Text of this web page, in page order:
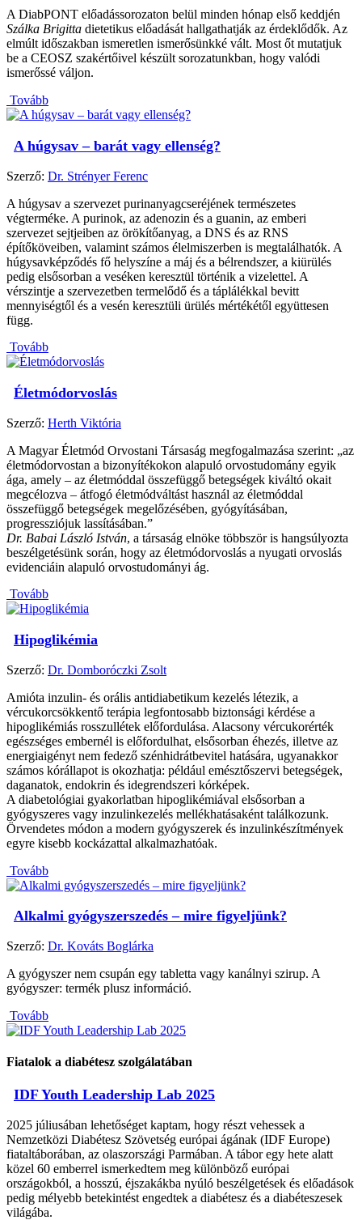
A DiabPONT előadássorozaton belül minden hónap első keddjén
Szálka Brigitta dietetikus előadását hallgathatják az érdeklődők. Az
elmúlt időszakban ismeretlen ismerősünkké vált. Most őt mutatjuk
be a CEOSZ szakértőivel készült sorozatunkban, hogy valódi
ismerőssé váljon.
Tovább
A húgysav – barát vagy ellenség?
Szerző: Dr. Strényer Ferenc
A húgysav a szervezet purinanyagcseréjének természetes
végterméke. A purinok, az adenozin és a guanin, az emberi
szervezet sejtjeiben az örökítőanyag, a DNS és az RNS
építőköveiben, valamint számos élelmiszerben is megtalálhatók. A
húgysavképződés fő helyszíne a máj és a bélrendszer, a kiürülés
pedig elsősorban a veséken keresztül történik a vizelettel. A
vérszintje a szervezetben termelődő és a táplálékkal bevitt
mennyiségtől és a vesén keresztüli ürülés mértékétől együttesen
függ.
Tovább
Életmódorvoslás
Szerző: Herth Viktória
A Magyar Életmód Orvostani Társaság megfogalmazása szerint: „az
életmódorvostan a bizonyítékokon alapuló orvostudomány egyik
ága, amely – az életmóddal összefüggő betegségek kiváltó okait
megcélozva – átfogó életmódváltást használ az életmóddal
összefüggő betegségek megelőzésében, gyógyításában,
progressziójuk lassításában.”
Dr. Babai László István, a társaság elnöke többször is hangsúlyozta
beszélgetésünk során, hogy az életmódorvoslás a nyugati orvoslás
evidenciáin alapuló orvostudományi ág.
Tovább
Hipoglikémia
Szerző: Dr. Domboróczki Zsolt
Amióta inzulin- és orális antidiabetikum kezelés létezik, a
vércukorcsökkentő terápia legfontosabb biztonsági kérdése a
hipoglikémiás rosszullétek előfordulása. Alacsony vércukorérték
egészséges embernél is előfordulhat, elsősorban éhezés, illetve az
energiaigényt nem fedező szénhidrátbevitel hatására, ugyanakkor
számos kórállapot is okozhatja: például emésztőszervi betegségek,
daganatok, endokrin és idegrendszeri kórképek.
A diabetológiai gyakorlatban hipoglikémiával elsősorban a
gyógyszeres vagy inzulinkezelés mellékhatásaként találkozunk.
Örvendetes módon a modern gyógyszerek és inzulinkészítmények
egyre kisebb kockázattal alkalmazhatóak.
Tovább
Alkalmi gyógyszerszedés – mire figyeljünk?
Szerző: Dr. Kováts Boglárka
A gyógyszer nem csupán egy tabletta vagy kanálnyi szirup. A
gyógyszer: termék plusz információ.
Tovább
Fiatalok a diabétesz szolgálatában
IDF Youth Leadership Lab 2025
2025 júliusában lehetőséget kaptam, hogy részt vehessek a
Nemzetközi Diabétesz Szövetség európai ágának (IDF Europe)
fiataltáborában, az olaszországi Parmában. A tábor egy hete alatt
közel 60 emberrel ismerkedtem meg különböző európai
országokból, a hosszú, éjszakákba nyúló beszélgetések és előadások
pedig mélyebb betekintést engedtek a diabétesz és a diabéteszesek
világába.